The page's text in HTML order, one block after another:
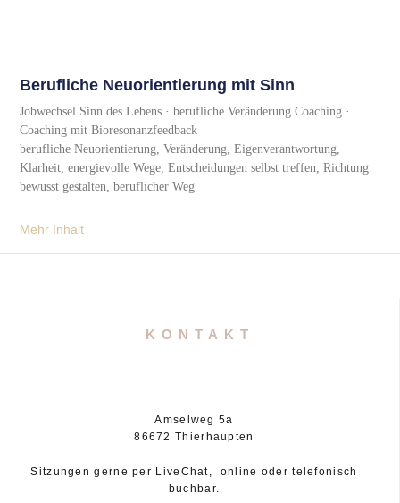
Berufliche Neuorientierung mit Sinn
Jobwechsel Sinn des Lebens · berufliche Veränderung Coaching ·
Coaching mit Bioresonanzfeedback
berufliche Neuorientierung, Veränderung, Eigenverantwortung,
Klarheit, energievolle Wege, Entscheidungen selbst treffen, Richtung
bewusst gestalten, beruflicher Weg
Mehr Inhalt
KONTAKT
Amselweg 5a
86672 Thierhaupten
Sitzungen gerne per LiveChat, online oder telefonisch
buchbar.